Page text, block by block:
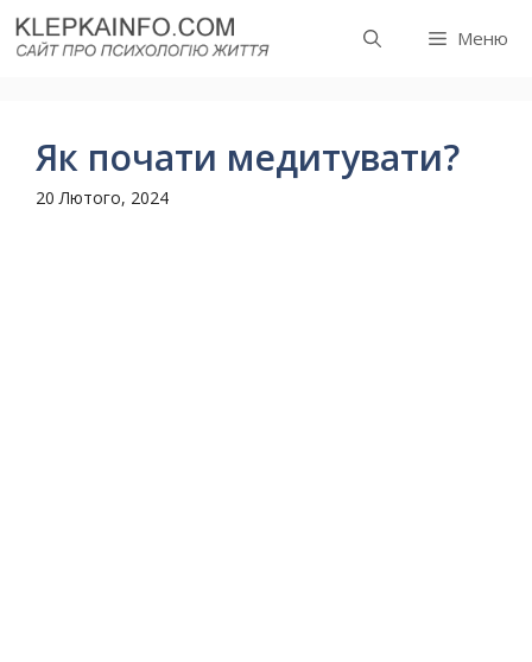
Перейти
до
Меню
Як почати медитувати?
20 Лютого, 2024